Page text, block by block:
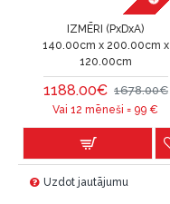
IZMĒRI (PxDxA)
140.00cm x 200.00cm x
120.00cm
1188.00€ 1678.00€
Vai 12 mēneši = 99 €
Uzdot jautājumu